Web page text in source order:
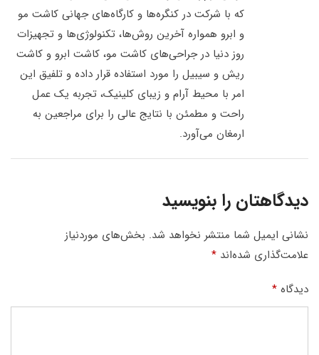
که با شرکت در کنگره‌ها و کارگاه‌های جهانی کاشت مو
و ابرو همواره آخرین روش‌ها، تکنولوژی‌ها و تجهیزات
روز دنیا در جراحی‌های کاشت مو، کاشت ابرو و کاشت
ریش و سیبیل را مورد استفاده قرار داده و تلفیق این
امر با محیط آرام و زیبای کلینیک، تجربه یک عمل
راحت و مطمئن با نتایج عالی را برای مراجعین به
ارمغان می‌آورد.
دیدگاهتان را بنویسید
نشانی ایمیل شما منتشر نخواهد شد. بخش‌های موردنیاز
علامت‌گذاری شده‌اند *
دیدگاه *